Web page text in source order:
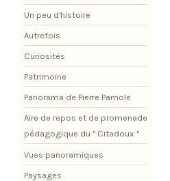
Un peu d'histoire
Autrefois
Curiosités
Patrimoine
Panorama de Pierre Pamole
Aire de repos et de promenade
pédagogique du " Citadoux "
Vues panoramiques
Paysages